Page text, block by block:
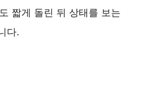
짧게 돌린 뒤 상태를 보는
다.